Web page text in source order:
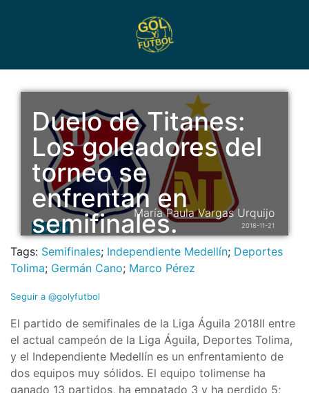
Liga Águila
Duelo de Titanes:
Los goleadores del
torneo se
enfrentan en
semifinales.María Paula Vargas Urquijo
2018-11-21
Tags: Semifinales; Independiente Medellín; Deportes
Tolima; Germán Cano; Marco Pérez
Seguir a @golyfutbol
El partido de semifinales de la Liga Águila 2018II entre
el actual campeón de la Liga Águila, Deportes Tolima,
y el Independiente Medellín es un enfrentamiento de
dos equipos muy sólidos. El equipo tolimense ha
ganado 13 partidos, ha empatado 3 y ha perdido 5;